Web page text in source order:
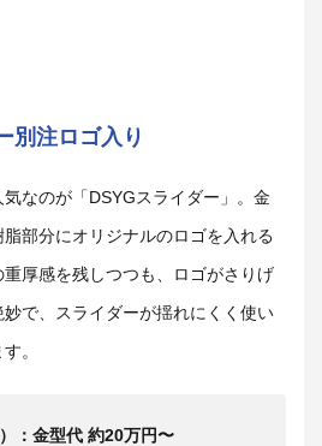
別注ロゴ入り
なのが「DSYGスライダー」。金
部分にオリジナルのロゴを入れる
厚感を残しつつも、ロゴがさりげ
で、スライダーが揺れにくく使い
。
：金型代 約20万円〜